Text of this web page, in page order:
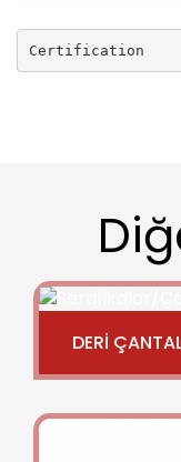
Certification
DERİ